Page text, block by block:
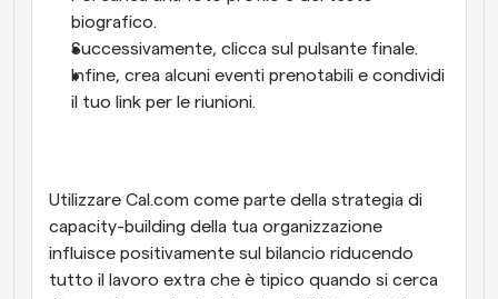
biografico.
Successivamente, clicca sul pulsante finale.
Infine, crea alcuni eventi prenotabili e condividi
il tuo link per le riunioni.
Utilizzare Cal.com come parte della strategia di
capacity-building della tua organizzazione
influisce positivamente sul bilancio riducendo
tutto il lavoro extra che è tipico quando si cerca